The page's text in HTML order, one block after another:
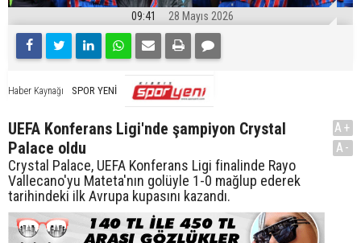
09:41 28 Mayıs 2026
Haber Kaynağı SPOR YENİ
UEFA Konferans Ligi'nde şampiyon Crystal
Palace oldu
Crystal Palace, UEFA Konferans Ligi finalinde Rayo
Vallecano'yu Mateta'nın golüyle 1-0 mağlup ederek
tarihindeki ilk Avrupa kupasını kazandı.
A+
A-